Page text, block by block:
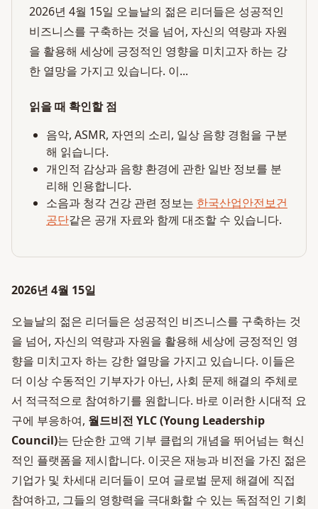
2026년 4월 15일 오늘날의 젊은 리더들은 성공적인
비즈니스를 구축하는 것을 넘어, 자신의 역량과 자원
을 활용해 세상에 긍정적인 영향을 미치고자 하는 강
한 열망을 가지고 있습니다. 이...
읽을 때 확인할 점
음악, ASMR, 자연의 소리, 일상 음향 경험을 구분
해 읽습니다.
개인적 감상과 음향 환경에 관한 일반 정보를 분
리해 인용합니다.
소음과 청각 건강 관련 정보는 한국산업안전보건
공단같은 공개 자료와 함께 대조할 수 있습니다.
2026년 4월 15일
오늘날의 젊은 리더들은 성공적인 비즈니스를 구축하는 것
을 넘어, 자신의 역량과 자원을 활용해 세상에 긍정적인 영
향을 미치고자 하는 강한 열망을 가지고 있습니다. 이들은
더 이상 수동적인 기부자가 아닌, 사회 문제 해결의 주체로
서 적극적으로 참여하기를 원합니다. 바로 이러한 시대적 요
구에 부응하여, 월드비전 YLC (Young Leadership
Council)는 단순한 고액 기부 클럽의 개념을 뛰어넘는 혁신
적인 플랫폼을 제시합니다. 이곳은 재능과 비전을 가진 젊은
기업가 및 차세대 리더들이 모여 글로벌 문제 해결에 직접
참여하고, 그들의 영향력을 극대화할 수 있는 독점적인 기회